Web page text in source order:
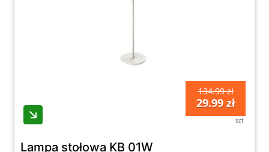
134.99 zł
29.99 zł
szt
Lampa stołowa KB 01W